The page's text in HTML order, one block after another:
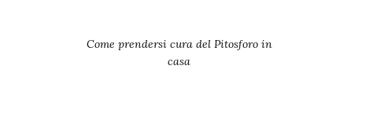
Come prendersi cura del Pitosforo in
casa